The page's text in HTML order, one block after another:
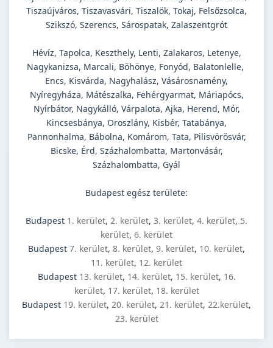
Tiszaújváros, Tiszavasvári, Tiszalök, Tokaj, Felsőzsolca,
Szikszó, Szerencs, Sárospatak, Zalaszentgrót
Hévíz, Tapolca, Keszthely, Lenti, Zalakaros, Letenye,
Nagykanizsa, Marcali, Böhönye, Fonyód, Balatonlelle,
Encs, Kisvárda, Nagyhalász, Vásárosnamény,
Nyíregyháza, Mátészalka, Fehérgyarmat, Máriapócs,
Nyírbátor, Nagykálló, Várpalota, Ajka, Herend, Mór,
Kincsesbánya, Oroszlány, Kisbér, Tatabánya,
Pannonhalma, Bábolna, Komárom, Tata, Pilisvörösvár,
Bicske, Érd, Százhalombatta, Martonvásár,
Százhalombatta, Gyál
Budapest egész területe:
Budapest 1. kerület, 2. kerület, 3. kerület, 4. kerület, 5.
kerület, 6. kerület
Budapest 7. kerület, 8. kerület, 9. kerület, 10. kerület,
11. kerület, 12. kerület
Budapest 13. kerület, 14. kerület, 15. kerület, 16.
kerület, 17. kerület, 18. kerület
Budapest 19. kerület, 20. kerület, 21. kerület, 22.kerület,
23. kerület